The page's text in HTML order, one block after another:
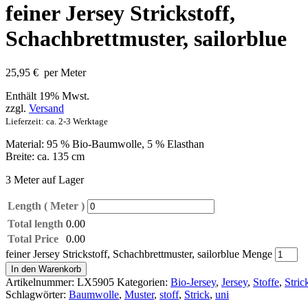
feiner Jersey Strickstoff,
Schachbrettmuster, sailorblue
25,95 € per Meter
Enthält 19% Mwst.
zzgl. Versand
Lieferzeit: ca. 2-3 Werktage
Material: 95 % Bio-Baumwolle, 5 % Elasthan
Breite: ca. 135 cm
3 Meter auf Lager
Length ( Meter )
Total length 0.00
Total Price
0.00
feiner Jersey Strickstoff, Schachbrettmuster, sailorblue Menge
In den Warenkorb
Artikelnummer: LX5905 Kategorien: Bio-Jersey, Jersey, Stoffe,
Schlagwörter: Baumwolle, Muster, stoff, Strick, uni